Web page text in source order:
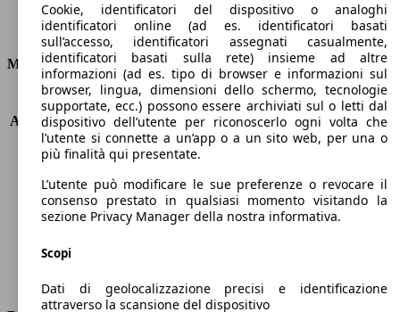
Consumi
Motore e Prestazioni
KW (PS)
73 kW (99 PS)
Accelerazione (0-100 km/h)
10.9s
Velocità massima (km/h)
180 km/h
Numero di marce
-
Coppia
142 nm
Cilindrata
1798 ccm
Carburante
Elettrica/Benzina
Trasmissione
Cookie, identificatori del dispositivo o analoghi
identificatori online (ad es. identificatori basati
sull’accesso, identificatori assegnati casualmente,
identificatori basati sulla rete) insieme ad altre
informazioni (ad es. tipo di browser e informazioni sul
browser, lingua, dimensioni dello schermo, tecnologie
supportate, ecc.) possono essere archiviati sul o letti dal
dispositivo dell’utente per riconoscerlo ogni volta che
l’utente si connette a un’app o a un sito web, per una o
più finalità qui presentate.
L’utente può modificare le sue preferenze o revocare il
consenso prestato in qualsiasi momento visitando la
sezione Privacy Manager della nostra informativa.
Scopi
Dati di geolocalizzazione precisi e identificazione
attraverso la scansione del dispositivo